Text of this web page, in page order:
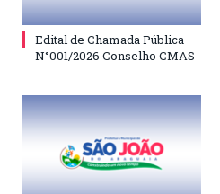
Edital de Chamada Pública
N°001/2026 Conselho CMAS